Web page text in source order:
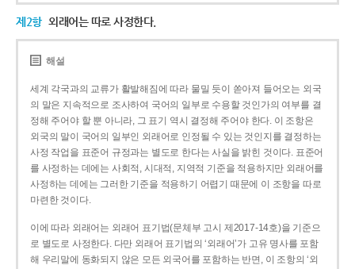
제2항 외래어는 따로 사정한다.
해설
세계 각국과의 교류가 활발해짐에 따라 물밀 듯이 쏟아져 들어오는 외국
의 말은 지속적으로 조사하여 국어의 일부로 수용할 것인가의 여부를 결
정해 주어야 할 뿐 아니라, 그 표기 역시 결정해 주어야 한다. 이 조항은
외국의 말이 국어의 일부인 외래어로 인정될 수 있는 것인지를 결정하는
사정 작업을 표준어 규정과는 별도로 한다는 사실을 밝힌 것이다. 표준어
를 사정하는 데에는 사회적, 시대적, 지역적 기준을 적용하지만 외래어를
사정하는 데에는 그러한 기준을 적용하기 어렵기 때문에 이 조항을 따로
마련한 것이다.
이에 따라 외래어는 외래어 표기법(문체부 고시 제2017-14호)을 기준으
로 별도로 사정한다. 다만 외래어 표기법의 ‘외래어’가 고유 명사를 포함
해 우리말에 동화되지 않은 모든 외국어를 포함하는 반면, 이 조항의 ‘외